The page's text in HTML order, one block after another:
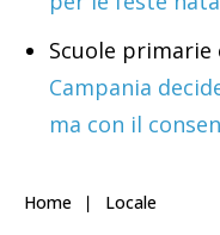
Scuole primarie
Campania
ma con il
Home Locale